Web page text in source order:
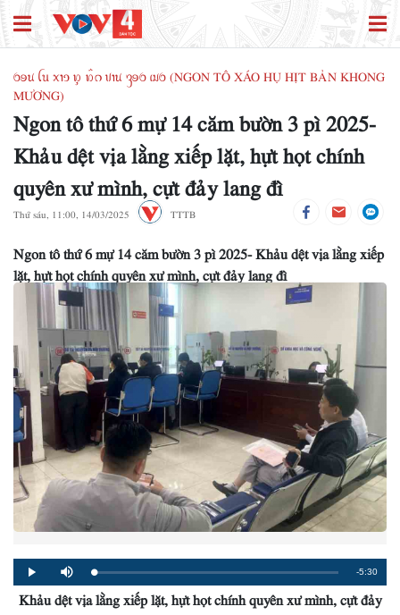
ꪉꪮꪙ ꪶꪕ ꪎꪱꪫ ꪭꪴ ꪭꪲꪒ ꪚꪱꪙ ꪅꪮꪉ ꪹꪣꪉ (NGON TÔ XÁO HỤ HỊT BẢN KHONG
MƯƠNG)
Ngon tô thứ 6 mự 14 căm bườn 3 pì 2025-
Khảu dệt vịa lằng xiếp lặt, hựt họt chính
quyên xư mình, cựt đảy lang đì
Thứ sáu, 11:00, 14/03/2025 TTTB
Ngon tô thứ 6 mự 14 căm bườn 3 pì 2025- Khảu dệt vịa lằng xiếp
lặt, hựt họt chính quyên xư mình, cựt đảy lang đì
Play Mute Loaded:
0%
Progress:
0%
Remaining
Time
-5:30
Khảu dệt vịa lằng xiếp lặt, hựt họt chính quyên xư mình, cựt đảy